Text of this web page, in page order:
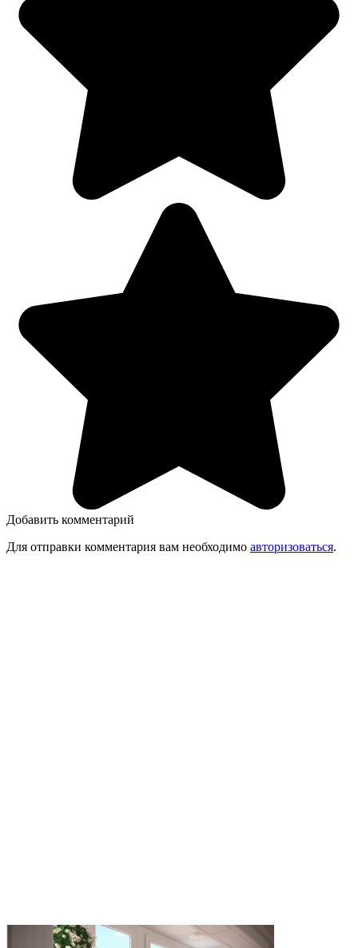
Добавить комментарий
Для отправки комментария вам необходимо авторизоваться.